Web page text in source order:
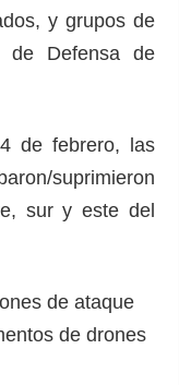
y grupos de
de Defensa de
de febrero, las
suprimieron
sur y este del
de ataque
de drones